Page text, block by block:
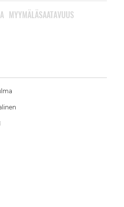
MYYMÄLÄSAATAVUUS